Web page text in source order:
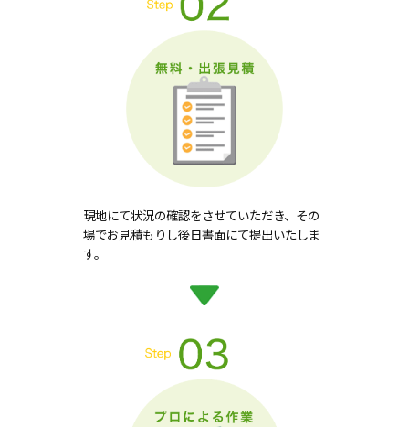
現地にて状況の確認をさせていただき、その
場でお見積もりし後日書面にて提出いたしま
す。